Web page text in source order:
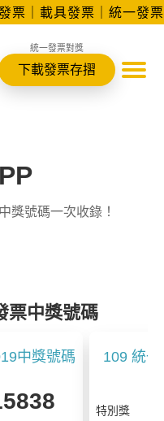
票｜載具發票｜統一發
統一發票對獎
下載發票存摺
獎號碼一次收錄！
票中獎號碼
中獎號碼 109 統
特別獎